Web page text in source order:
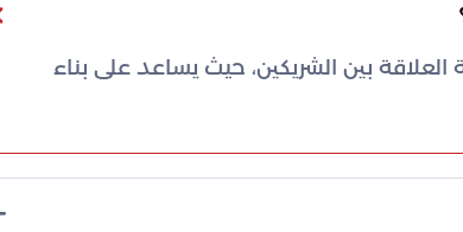
بين الشريكين، حيث يساعد على بناء